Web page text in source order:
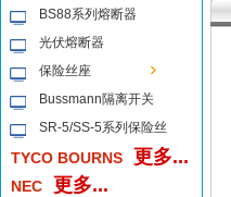
BS88系列熔断器
光伏熔断器
保险丝座
Bussmann隔离开关
SR-5/SS-5系列保险丝
TYCO BOURNS 更多...
NEC 更多...